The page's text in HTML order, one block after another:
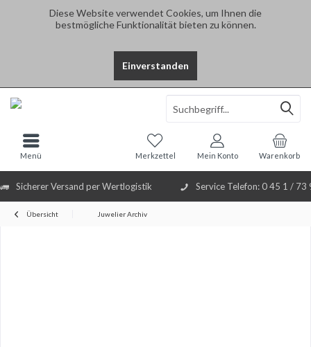
Diese Website verwendet Cookies, um Ihnen die
bestmögliche Funktionalität bieten zu können.
Einverstanden
Sicherer Versand per Wertlogistik Service Telefon: 0 45 1 / 73
Warenkorb
Merkzettel Mein Konto
Menü
Übersicht Juwelier Archiv